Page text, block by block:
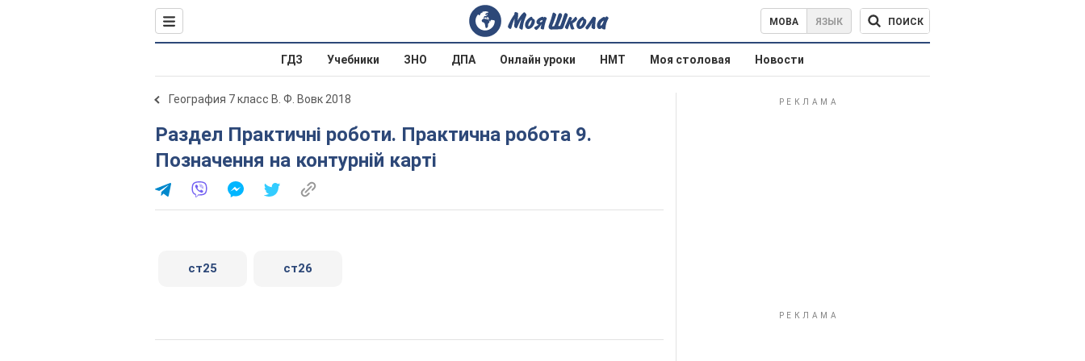
МОВА ЯЗЫК ПОИСК
ГДЗ Учебники ЗНО ДПА Онлайн уроки НМТ Моя столовая Новости
География 7 класс В. Ф. Вовк 2018
Раздел Практичні роботи. Практична робота 9.
Позначення на контурній карті
ст25 ст26